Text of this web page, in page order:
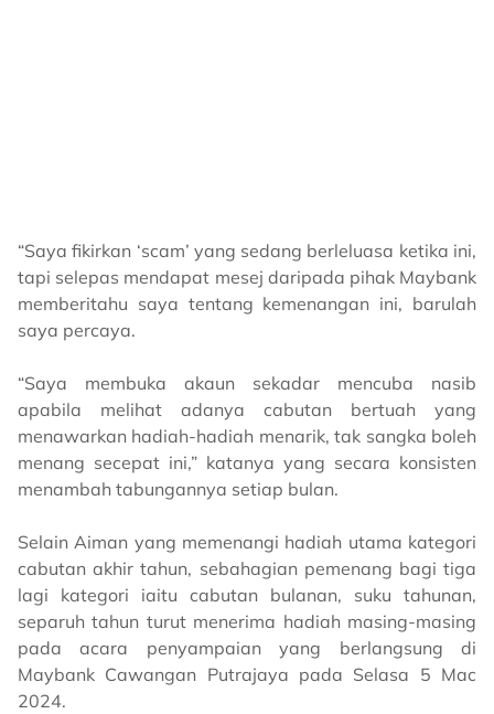
“Saya fikirkan ‘scam’ yang sedang berleluasa ketika ini,
tapi selepas mendapat mesej daripada pihak Maybank
memberitahu saya tentang kemenangan ini, barulah
saya percaya.
“Saya membuka akaun sekadar mencuba nasib
apabila melihat adanya cabutan bertuah yang
menawarkan hadiah-hadiah menarik, tak sangka boleh
menang secepat ini,” katanya yang secara konsisten
menambah tabungannya setiap bulan.
Selain Aiman yang memenangi hadiah utama kategori
cabutan akhir tahun, sebahagian pemenang bagi tiga
lagi kategori iaitu cabutan bulanan, suku tahunan,
separuh tahun turut menerima hadiah masing-masing
pada acara penyampaian yang berlangsung di
Maybank Cawangan Putrajaya pada Selasa 5 Mac
2024.